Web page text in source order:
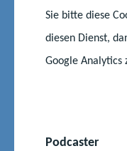
Sie bitte diese
diesen Dienst,
Google Analytics
Podcaster
Interessierte
www.mv.defür die
Auf